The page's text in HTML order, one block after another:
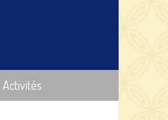
Activités